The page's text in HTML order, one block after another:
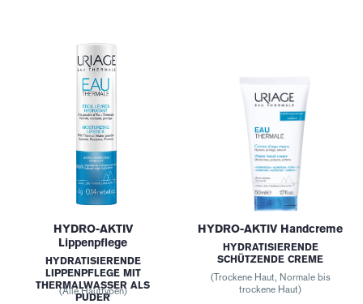
HYDRO-AKTIV
Lippenpflege
HYDRATISIERENDE
LIPPENPFLEGE MIT
THERMALWASSER ALS
PUDER
(Alle Hauttypen)
HYDRO-AKTIV Handcreme
HYDRATISIERENDE
SCHÜTZENDE CREME
(Trockene Haut, Normale bis
trockene Haut)